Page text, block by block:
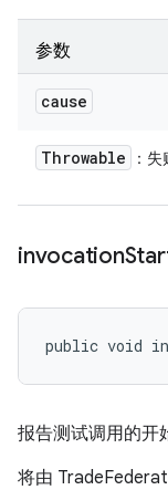
参数
cause
Throwable ：
invocation
public void
报告测试调用的开
将由